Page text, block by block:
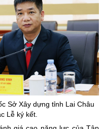
Sở Xây dựng tỉnh Lai Châu
Lễ ký kết.